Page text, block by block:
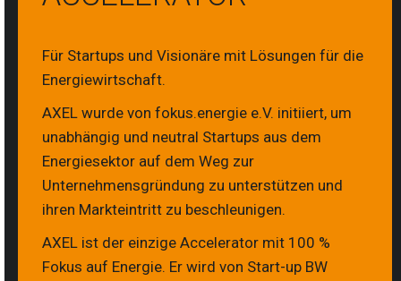
Für Startups und Visionäre mit Lösungen für die
Energiewirtschaft.
AXEL wurde von fokus.energie e.V. initiiert, um
unabhängig und neutral Startups aus dem
Energiesektor auf dem Weg zur
Unternehmensgründung zu unterstützen und
ihren Markteintritt zu beschleunigen.
AXEL ist der einzige Accelerator mit 100 %
Fokus auf Energie. Er wird von Start-up BW